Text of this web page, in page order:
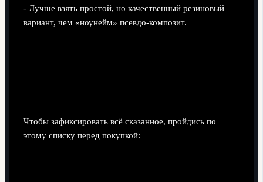
- Лучше взять простой, но качественный резиновый
вариант, чем «ноунейм» псевдо-композит.
Чтобы зафиксировать всё сказанное, пройдись по
этому списку перед покупкой: